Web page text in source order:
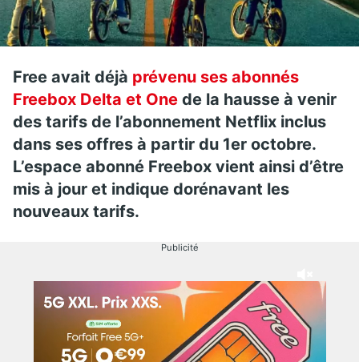
Free avait déjà prévenu ses abonnés
Freebox Delta et One de la hausse à venir
des tarifs de l’abonnement Netflix inclus
dans ses offres à partir du 1er octobre.
L’espace abonné Freebox vient ainsi d’être
mis à jour et indique dorénavant les
nouveaux tarifs.
Publicité